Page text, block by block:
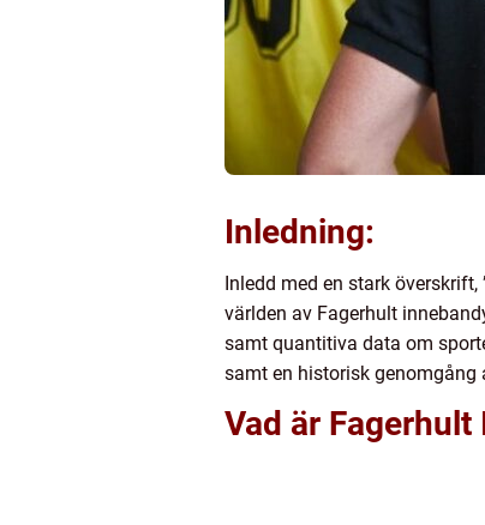
Inledning:
Inledd med en stark
världen av Fagerhult
samt quantitiva data om
samt en historisk genomgång
Vad är Fagerhult